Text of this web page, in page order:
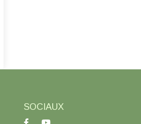
SOCIAUX